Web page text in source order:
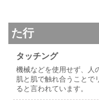
た行
タッチング
機械などを使用せず、人
肌と肌で触れ合うことで
ると言われています。